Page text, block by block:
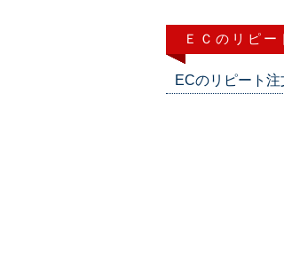
ＥＣのリピ
ECのリピート